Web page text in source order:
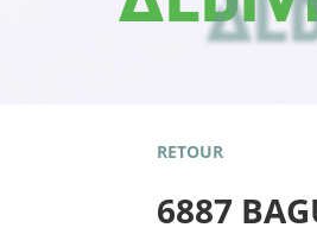
RETOUR
6887